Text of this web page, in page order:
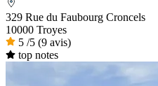
329 Rue du Faubourg Croncels
10000 Troyes
5 /5 (9 avis)
top notes